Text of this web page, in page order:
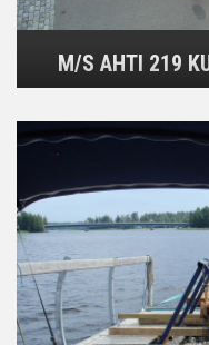
M/S AHTI 219